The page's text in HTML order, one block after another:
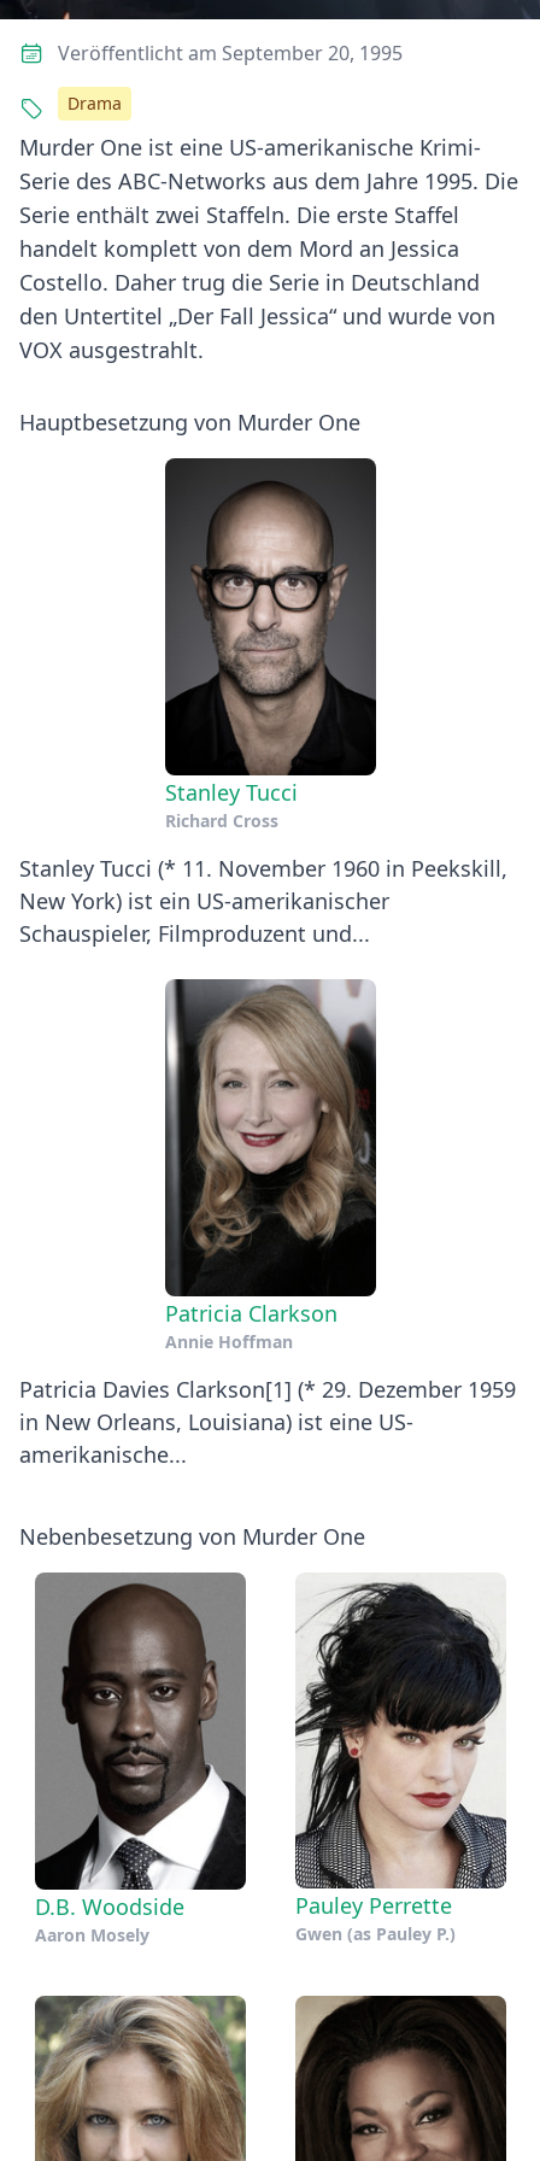
Murder One ist eine US-amerikanische Krimi-
Serie des ABC-Networks aus dem Jahre 1995. Die
Serie enthält zwei Staffeln. Die erste Staffel
handelt komplett von dem Mord an Jessica
Costello. Daher trug die Serie in Deutschland
den Untertitel „Der Fall Jessica“ und wurde von
VOX ausgestrahlt.
Hauptbesetzung von Murder One
Stanley Tucci
Richard Cross
Stanley Tucci (* 11. November 1960 in Peekskill,
New York) ist ein US-amerikanischer
Schauspieler, Filmproduzent und...
Patricia Clarkson
Annie Hoffman
Patricia Davies Clarkson[1] (* 29. Dezember 1959
in New Orleans, Louisiana) ist eine US-
amerikanische...
Nebenbesetzung von Murder One
D.B. Woodside
Aaron Mosely
Pauley Perrette
Gwen (as Pauley P.)
Veröffentlicht am September 20, 1995
Drama